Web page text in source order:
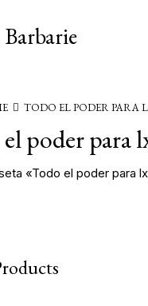
Barbarie
TODO EL PODER PARA
poder para
«Todo el poder para